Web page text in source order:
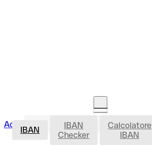
Accedi Avvia la procedura IBAN
IBAN
IBAN
Checker
Calcolatore
IBAN